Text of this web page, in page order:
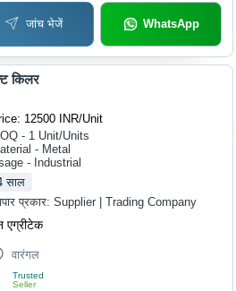
जांच भेजें WhatsApp
किलर
12500 INR/Unit
- 1 Unit/Units
- Metal
- Industrial
साल
प्रकार:Supplier | Trading Company
एग्रीटेक
वारंगल
Trusted
Seller